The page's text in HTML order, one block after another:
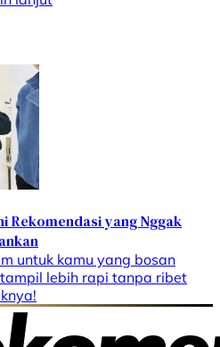
Rekomendasi yang Nggak
untuk kamu yang bosan
lebih rapi tanpa ribet